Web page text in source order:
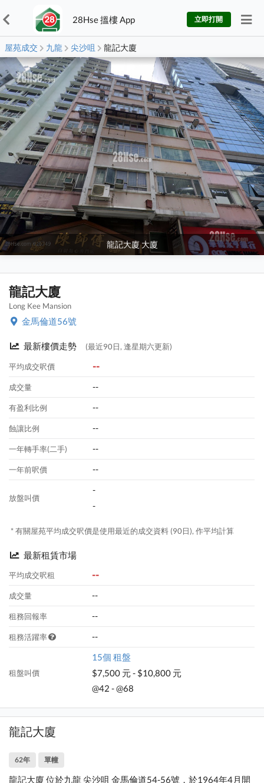
28Hse 搵樓 App 立即打開
屋苑成交 九龍 尖沙咀 龍記大廈
龍記大廈 大廈
龍記大廈
Long Kee Mansion
金馬倫道56號
最新樓價走勢 (最近90日, 逢星期六更新)
平均成交呎價 --
成交量 --
有盈利比例 --
蝕讓比例 --
一年轉手率(二手) --
一年前呎價 --
放盤叫價
-
-
* 有關屋苑平均成交呎價是使用最近的成交資料 (90日), 作平均計算
最新租賃市場
平均成交呎租 --
成交量 --
租務回報率 --
租務活躍率 --
租盤叫價
15個 租盤
$7,500 元 - $10,800 元
@42 - @68
龍記大廈
62年 單幢
龍記大廈 位於九龍 尖沙咀 金馬倫道54-56號，於1964年4月開